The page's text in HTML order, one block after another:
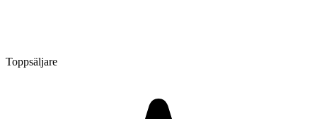
Toppsäljare